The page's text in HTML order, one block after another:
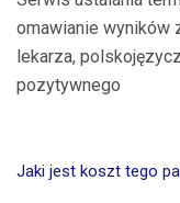
omawianie wyników
lekarza,
pozytywnego
Jaki jest koszt tego